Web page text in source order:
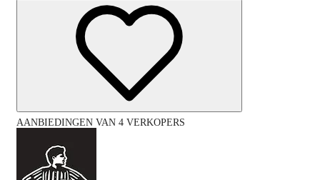
AANBIEDINGEN VAN 4 VERKOPERS